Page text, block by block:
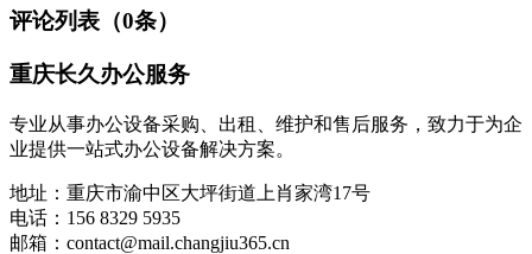
评论列表（0条）
重庆长久办公服务
专业从事办公设备采购、出租、维护和售后服务，致力于为企
业提供一站式办公设备解决方案。
地址： 重庆市渝中区大坪街道上肖家湾17号
电话： 156 8329 5935
邮箱： contact@mail.changjiu365.cn